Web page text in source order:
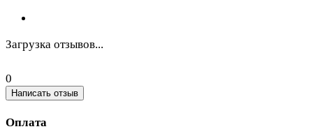
Загрузка отзывов...
0
Написать отзыв
Оплата